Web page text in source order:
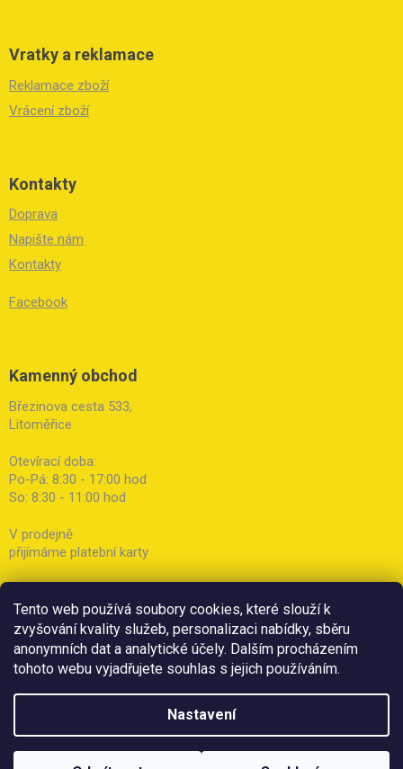
Tento web používá soubory cookies, které slouží k
zvyšování kvality služeb, personalizaci nabídky, sběru
anonymních dat a analytické účely. Dalším procházením
tohoto webu vyjadřujete souhlas s jejich používáním.
Nastavení
Vratky a reklamace
Reklamace zboží
Vrácení zboží
Kontakty
Doprava
Napište nám
Kontakty
Facebook
Kamenný obchod
Březinova cesta 533,
Litoměřice
Otevírací doba:
Po-Pá: 8:30 - 17:00 hod
So: 8:30 - 11:00 hod
V prodejně
přijímáme platební karty